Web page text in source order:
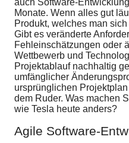
Monate. Wenn alles gut
Produkt, welches man
Gibt es veränderte
Fehleinschätzungen oder
Wettbewerb und
Projektablauf nachhaltig
umfänglicher
ursprünglichen
dem Ruder. Was machen
wie Tesla heute anders?
Agile Software-